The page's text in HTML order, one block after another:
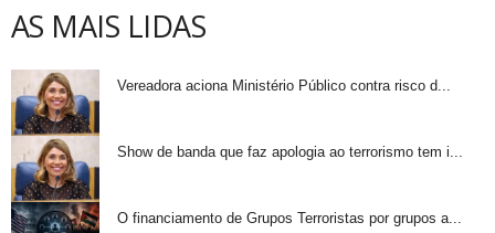
AS MAIS LIDAS
Vereadora aciona Ministério Público contra risco d...
Show de banda que faz apologia ao terrorismo tem i...
O financiamento de Grupos Terroristas por grupos a...